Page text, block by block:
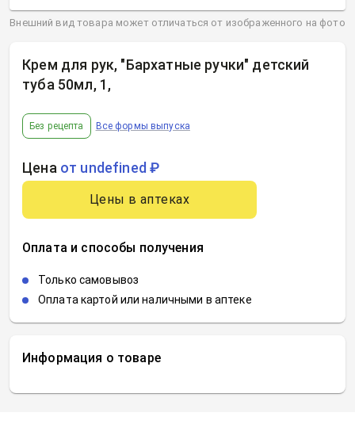
Информация о товаре
Крем для рук, "Бархатные ручки" детский
туба 50мл, 1 ,
Без рецепта Все формы выпуска
Цена от undefined ₽
Цены в аптеках
Оплата и способы получения
Только самовывоз
Оплата картой или наличными в аптеке
Внешний вид товара может отличаться от изображенного на фото